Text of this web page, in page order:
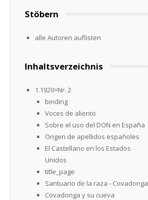
Stöbern
alle Autoren auflisten
Inhaltsverzeichnis
1.1920=Nr. 2
binding
Voces de aliento
Sobre el uso del DON en España
Origen de apellidos españoles
El Castellano en los Estados
Unidos
title_page
Santuario de la raza - Covadonga
Covadonga y su cueva